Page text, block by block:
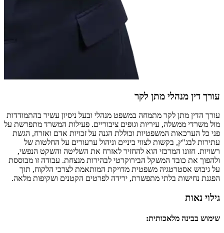
עורך דין מנהלי מתן לקר
עורך הדין מתן לקר מתמחה במשפט מנהלי ובעל ניסיון עשיר בהתמודדות
מול משרדי ממשלה, עיריות וגופים ציבוריים. פעילות המשרד מתפרשת על
פני כל הערכאות המשפטיות וכוללת הגנה על זכויות אדם ואזרח, הגשת
עתירות לבג"ץ, בקשות לצווי ביניים וניהול ערעורים על החלטות של
רשויות. חזונו המרכזי הוא להחזיר לאזרח את השליטה והשקט הנפשי,
ולהפוך את כובד המשקל הבירוקרטי לבהירות מנצחת. עבודה זו מבוססת
על גיבוש אסטרטגיה משפטית מדויקת המותאמת לצרכי הלקוח, תוך
הפגנת נחישות בלתי מתפשרת, ירידה לפרטים הקטנים ושקיפות מלאה.
גילוי נאות
שימוש בבינה מלאכותית: